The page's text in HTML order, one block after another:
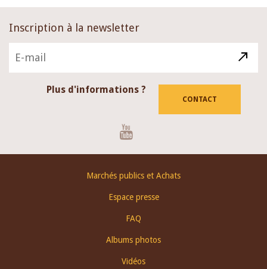
Inscription à la newsletter
Plus d'informations ?
CONTACT
Marchés publics et Achats
Espace presse
FAQ
Albums photos
Vidéos